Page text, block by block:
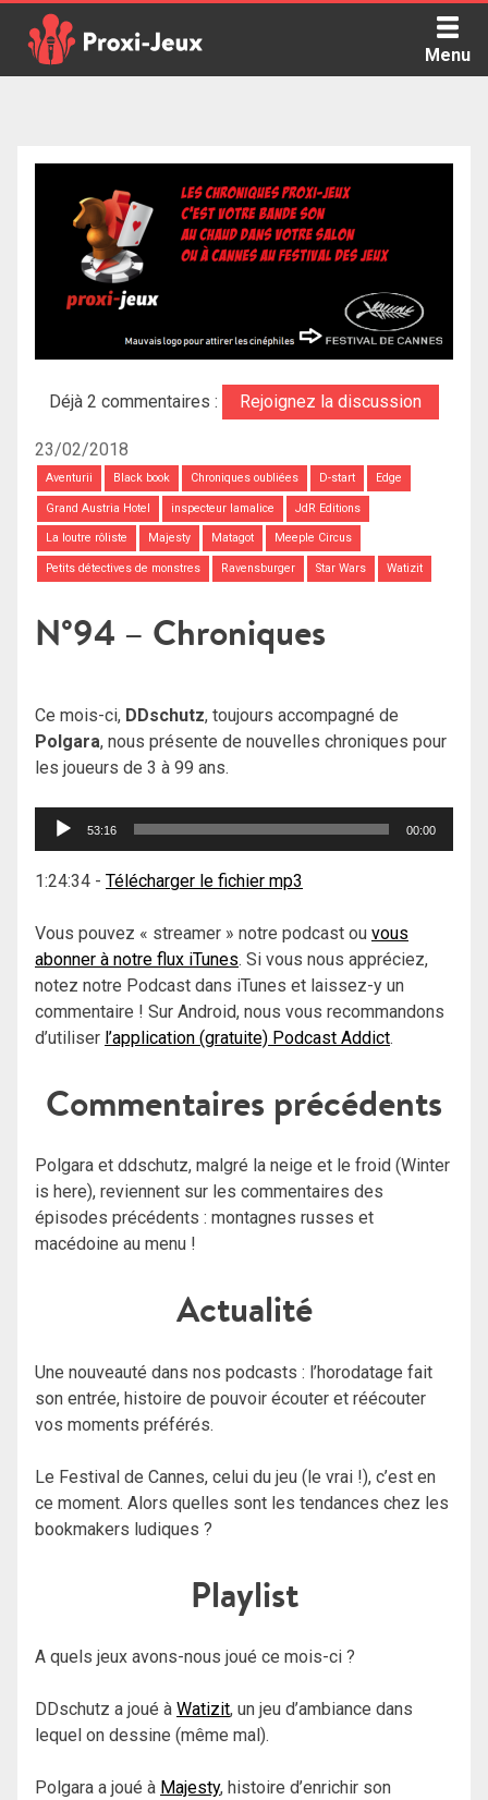
content
Menu
Déjà 2 commentaires : Rejoignez la discussion
23/02/2018
Aventurii Black book Chroniques oubliées D-start Edge
Grand Austria Hotel inspecteur lamalice JdR Editions
La loutre rôliste Majesty Matagot Meeple Circus
Petits détectives de monstres Ravensburger Star Wars Watizit
N°94 – Chroniques
Ce mois-ci, DDschutz, toujours accompagné de
Polgara, nous présente de nouvelles chroniques pour
les joueurs de 3 à 99 ans.
Lecteur
53:16 00:00
1:24:34 - Télécharger le fichier mp3
Vous pouvez « streamer » notre podcast ou vous
abonner à notre flux iTunes. Si vous nous appréciez,
notez notre Podcast dans iTunes et laissez-y un
commentaire ! Sur Android, nous vous recommandons
d’utiliser l’application (gratuite) Podcast Addict.
Commentaires précédents
Polgara et ddschutz, malgré la neige et le froid (Winter
is here), reviennent sur les commentaires des
épisodes précédents : montagnes russes et
macédoine au menu !
Actualité
Une nouveauté dans nos podcasts : l’horodatage fait
son entrée, histoire de pouvoir écouter et réécouter
vos moments préférés.
Le Festival de Cannes, celui du jeu (le vrai !), c’est en
ce moment. Alors quelles sont les tendances chez les
bookmakers ludiques ?
Playlist
A quels jeux avons-nous joué ce mois-ci ?
DDschutz a joué à Watizit, un jeu d’ambiance dans
lequel on dessine (même mal).
Polgara a joué à Majesty, histoire d’enrichir son